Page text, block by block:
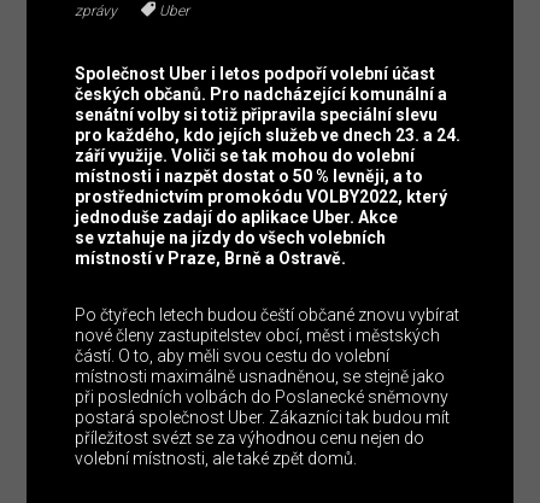
zprávy
Uber
Společnost Uber i letos podpoří volební účast
českých občanů. Pro nadcházející komunální a
senátní volby si totiž připravila speciální slevu
pro každého, kdo jejích služeb ve dnech 23. a 24.
září využije. Voliči se tak mohou do volební
místnosti i nazpět dostat o 50 % levněji, a to
prostřednictvím promokódu VOLBY2022, který
jednoduše zadají do aplikace Uber. Akce
se vztahuje na jízdy do všech volebních
místností v Praze, Brně a Ostravě.
Po čtyřech letech budou čeští občané znovu vybírat
nové členy zastupitelstev obcí, měst i městských
částí. O to, aby měli svou cestu do volební
místnosti maximálně usnadněnou, se stejně jako
při posledních volbách do Poslanecké sněmovny
postará společnost Uber. Zákazníci tak budou mít
příležitost svézt se za výhodnou cenu nejen do
volební místnosti, ale také zpět domů.